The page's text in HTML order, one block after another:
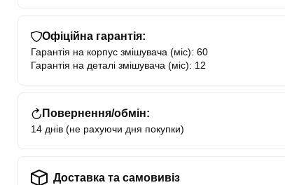
Офіційна гарантія:
Гарантія на корпус змішувача (міс): 60
Гарантія на деталі змішувача (міс): 12
Повернення/обмін:
14 днів (не рахуючи дня покупки)
Доставка та самовивіз